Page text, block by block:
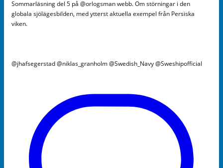
Sommarläsning del 5 på @orlogsman webb. Om störningar i den
globala sjölägesbilden, med ytterst aktuella exempel från Persiska
viken.
@jhafsegerstad @niklas_granholm @Swedish_Navy @Sweshipofficial